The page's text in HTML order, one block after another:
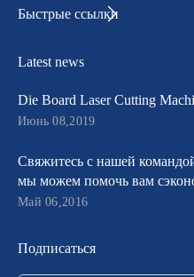
Быстрые ссылки
Latest news
Die Board Laser Cutting
Июнь 08,2019
Свяжитесь с нашей
мы можем помочь вам
Май 06,2016
Подписаться